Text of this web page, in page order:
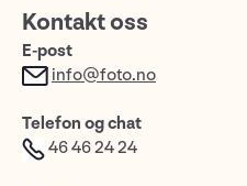
Kontakt oss
E-post
info@foto.no
Telefon og chat
46 46 24 24